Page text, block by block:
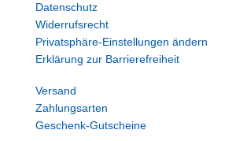
Datenschutz
Widerrufsrecht
Privatsphäre-Einstellungen ändern
Erklärung zur Barrierefreiheit
Versand
Zahlungsarten
Geschenk-Gutscheine